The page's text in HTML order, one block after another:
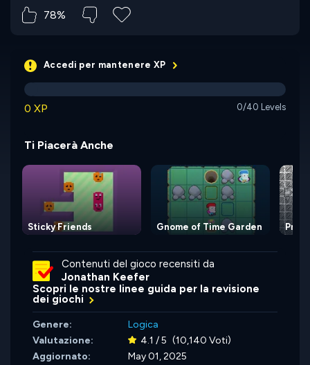
78%
Accedi per mantenere XP
0 XP 0/40 Levels
Ti Piacerà Anche
Sticky Friends Gnome of Time Garden
Contenuti del gioco recensiti da
Jonathan Keefer
Scopri le nostre linee guida per la revisione
dei giochi
Genere:
Logica
Valutazione:
4.1 / 5 (10,140 Voti)
Aggiornato:
May 01, 2025